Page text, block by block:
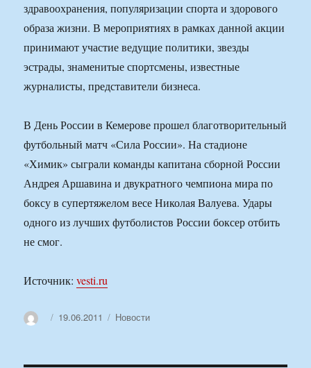
здравоохранения, популяризации спорта и здорового
образа жизни. В мероприятиях в рамках данной акции
принимают участие ведущие политики, звезды
эстрады, знаменитые спортсмены, известные
журналисты, представители бизнеса.
В День России в Кемерове прошел благотворительный
футбольный матч «Сила России». На стадионе
«Химик» сыграли команды капитана сборной России
Андрея Аршавина и двукратного чемпиона мира по
боксу в супертяжелом весе Николая Валуева. Удары
одного из лучших футболистов России боксер отбить
не смог.
Источник:vesti.ru
АвторОпубликовано
19.06.2011 Рубрики
Новости